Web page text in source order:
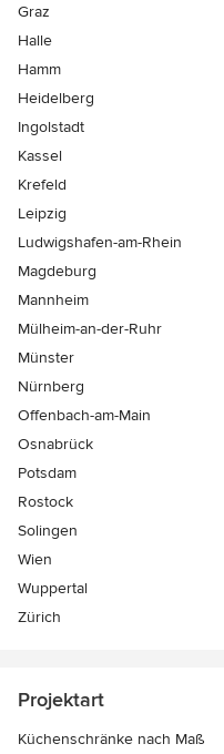
Graz
Halle
Hamm
Heidelberg
Ingolstadt
Kassel
Krefeld
Leipzig
Ludwigshafen-am-Rhein
Magdeburg
Mannheim
Mülheim-an-der-Ruhr
Münster
Nürnberg
Offenbach-am-Main
Osnabrück
Potsdam
Rostock
Solingen
Wien
Wuppertal
Zürich
Projektart
Küchenschränke nach Maß